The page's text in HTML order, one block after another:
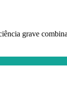
grave